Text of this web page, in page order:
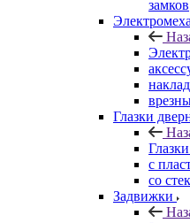
замков
Глазки
с
со
Задвижки